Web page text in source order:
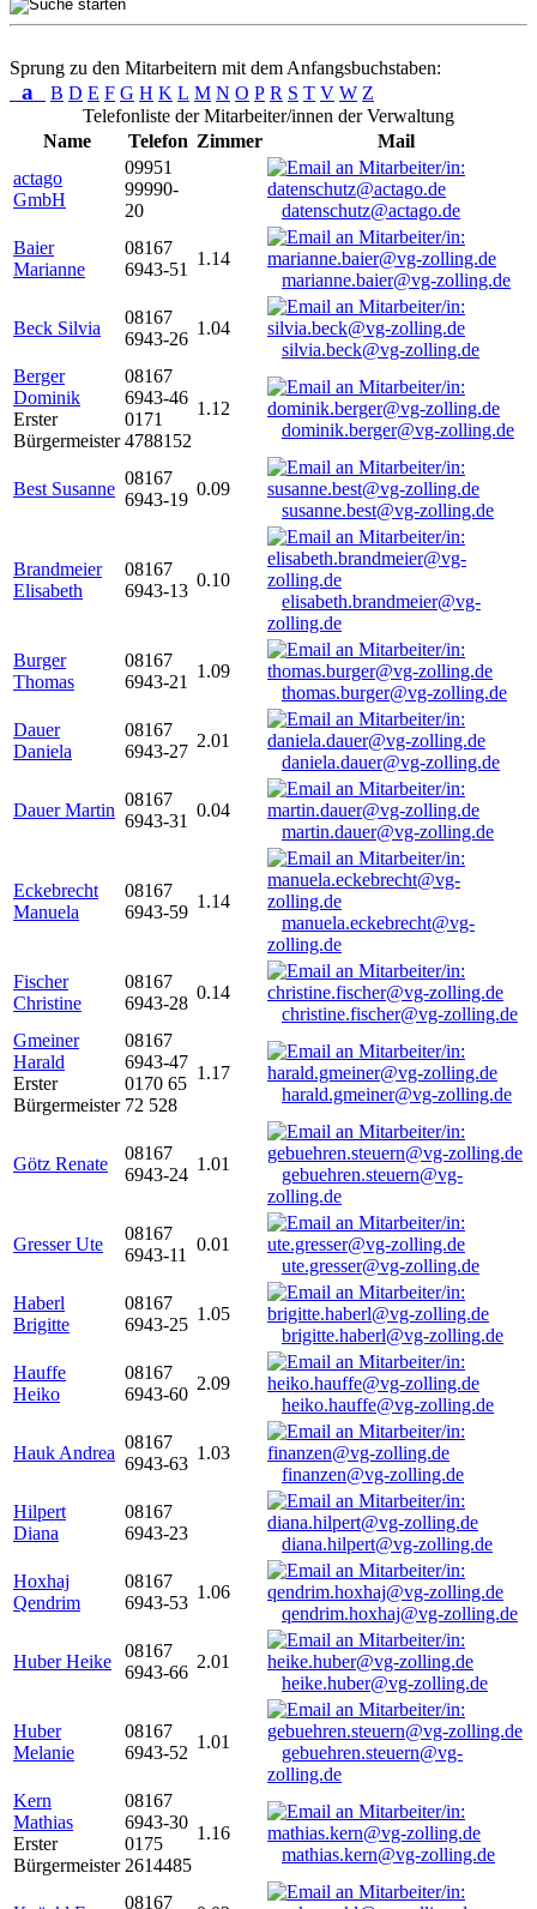
Sprung zu den Mitarbeitern mit dem Anfangsbuchstaben:
a B D E F G H K L M N O P R S T V W Z
Telefonliste der Mitarbeiter/innen der Verwaltung
Name
Telefon Zimmer
Mail
actago
GmbH
09951
99990-
20
datenschutz@actago.de
Baier
Marianne
08167
6943-51
1.14
marianne.baier@vg-zolling.de
Beck Silvia
08167
6943-26
1.04
silvia.beck@vg-zolling.de
Berger
Dominik
Erster
Bürgermeister
08167
6943-46
0171
4788152
1.12
dominik.berger@vg-zolling.de
Best Susanne
08167
6943-19
0.09
susanne.best@vg-zolling.de
Brandmeier
Elisabeth
08167
6943-13
0.10
elisabeth.brandmeier@vg-
zolling.de
Burger
Thomas
08167
6943-21
1.09
thomas.burger@vg-zolling.de
Dauer
Daniela
08167
6943-27
2.01
daniela.dauer@vg-zolling.de
Dauer Martin
08167
6943-31
0.04
martin.dauer@vg-zolling.de
Eckebrecht
Manuela
08167
6943-59
1.14
manuela.eckebrecht@vg-
zolling.de
Fischer
Christine
08167
6943-28
0.14
christine.fischer@vg-zolling.de
Gmeiner
Harald
Erster
Bürgermeister
08167
6943-47
0170 65
72 528
1.17
harald.gmeiner@vg-zolling.de
Götz Renate
08167
6943-24
1.01
gebuehren.steuern@vg-
zolling.de
Gresser Ute
08167
6943-11
0.01
ute.gresser@vg-zolling.de
Haberl
Brigitte
08167
6943-25
1.05
brigitte.haberl@vg-zolling.de
Hauffe
Heiko
08167
6943-60
2.09
heiko.hauffe@vg-zolling.de
Hauk Andrea
08167
6943-63
1.03
finanzen@vg-zolling.de
Hilpert
Diana
08167
6943-23
diana.hilpert@vg-zolling.de
Hoxhaj
Qendrim
08167
6943-53
1.06
qendrim.hoxhaj@vg-zolling.de
Huber Heike
08167
6943-66
2.01
heike.huber@vg-zolling.de
Huber
Melanie
08167
6943-52
1.01
gebuehren.steuern@vg-
zolling.de
Kern
Mathias
Erster
Bürgermeister
08167
6943-30
0175
2614485
1.16
mathias.kern@vg-zolling.de
08167